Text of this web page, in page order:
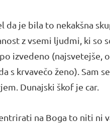
da je bila to nekakšna
z vsemi ljudmi, ki so
izvedeno (najsvetejše,
s krvavečo ženo). Sam
Dunajski škof je car.
na Boga to niti ni